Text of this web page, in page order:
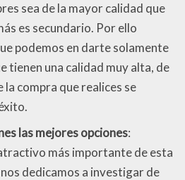
sea de la mayor calidad que
es secundario. Por ello
podemos en darte solamente
tienen una calidad muy alta, de
la compra que realices se
las mejores opciones:
más importante de esta
dedicamos a investigar de